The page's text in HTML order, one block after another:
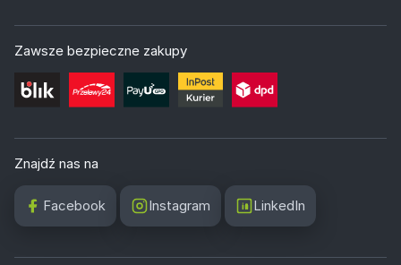
Zawsze bezpieczne zakupy
Znajdź nas na
Facebook Instagram LinkedIn